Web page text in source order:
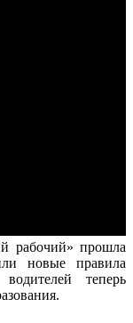
рабочий» прошла
новые правила
теперь